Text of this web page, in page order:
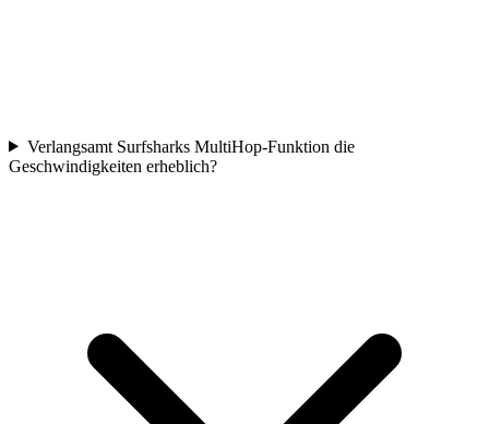
Verlangsamt Surfsharks MultiHop-Funktion die
Geschwindigkeiten erheblich?